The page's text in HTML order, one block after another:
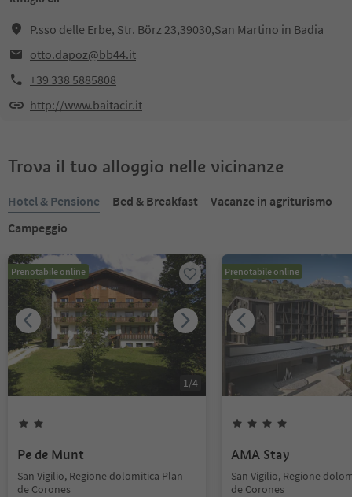
P.sso delle Erbe, Str. Börz 23,39030,San Martino in Badia
otto.dapoz@bb44.it
+39 338 5885808
http://www.baitacir.it
Trova il tuo alloggio nelle vicinanze
Hotel & Pensione Bed & Breakfast
Vacanze in agriturismo
Campeggio
Prenotabile online
1/4
Pe de Munt
San Vigilio, Regione dolomitica Plan
de Corones
Prenotabile online
AMA Stay
San Vigilio, Regione
de Corones